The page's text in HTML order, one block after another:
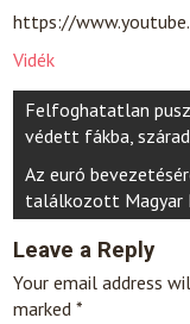
https://
Vidék
Post
navigation
Felfoghatatlan
védett fákba,
Az euró
találkozott Magyar
Leave a Reply
Your email address
marked*